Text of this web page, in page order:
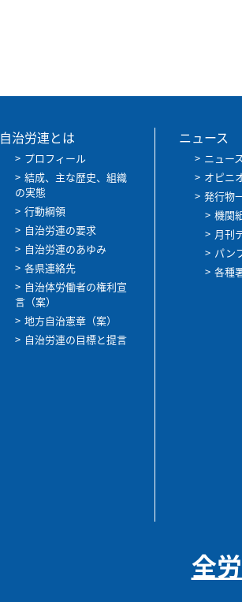
自治労連とは
プロフィール
結成、主な歴史、組織
の実態
行動綱領
自治労連の要求
自治労連のあゆみ
各県連絡先
自治体労働者の権利宣
言（案）
地方自治憲章（案）
自治労連の目標と提言
ニュース
ニュー
オピニ
発行物
機関
月刊
パン
各種
全